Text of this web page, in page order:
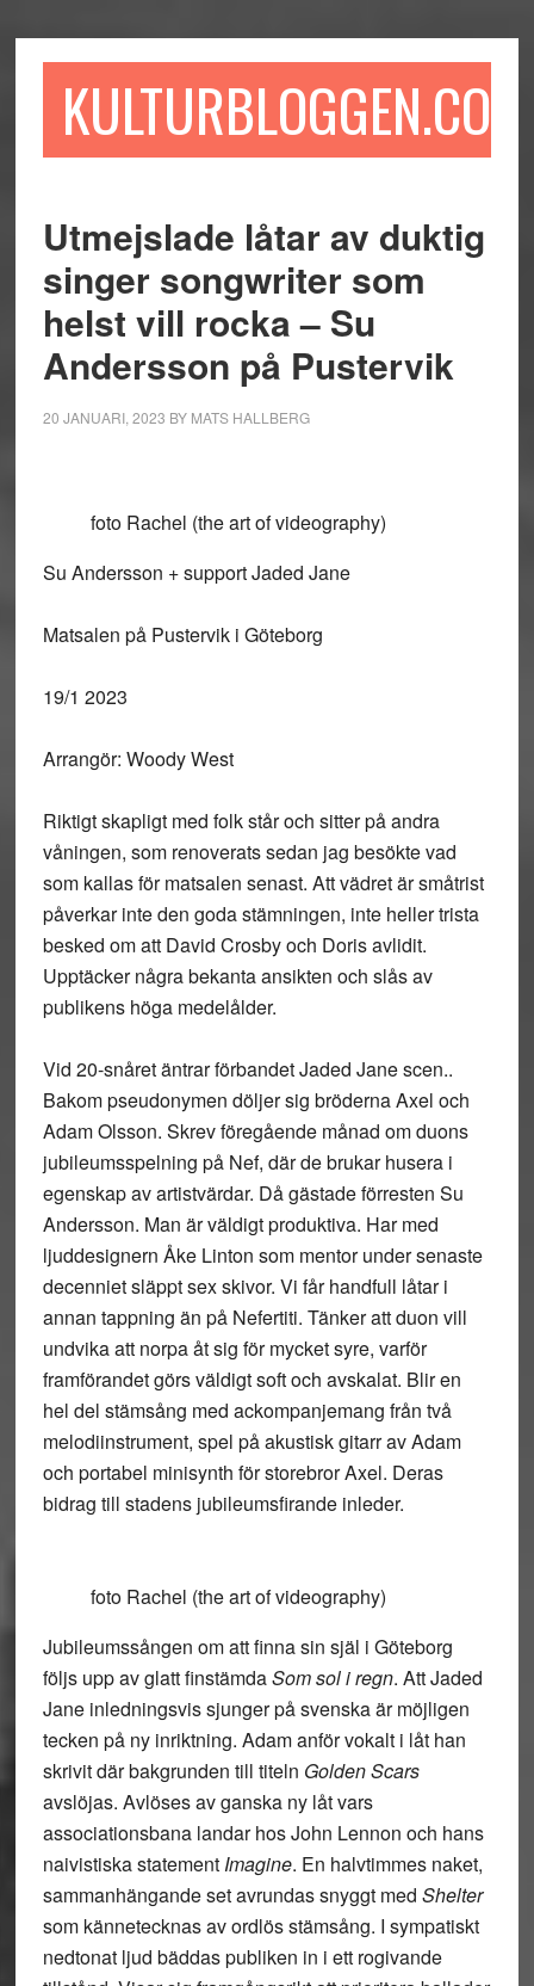
till
till
sidofältet
till
KULTURBLOGGEN.COM
Utmejslade låtar av duktig
singer songwriter som
helst vill rocka – Su
Andersson på Pustervik
20 JANUARI, 2023 BY MATS HALLBERG
foto Rachel (the art of videography)
Su Andersson + support Jaded Jane
Matsalen på Pustervik i Göteborg
19/1 2023
Arrangör: Woody West
Riktigt skapligt med folk står och sitter på andra
våningen, som renoverats sedan jag besökte vad
som kallas för matsalen senast. Att vädret är småtrist
påverkar inte den goda stämningen, inte heller trista
besked om att David Crosby och Doris avlidit.
Upptäcker några bekanta ansikten och slås av
publikens höga medelålder.
Vid 20-snåret äntrar förbandet Jaded Jane scen..
Bakom pseudonymen döljer sig bröderna Axel och
Adam Olsson. Skrev föregående månad om duons
jubileumsspelning på Nef, där de brukar husera i
egenskap av artistvärdar. Då gästade förresten Su
Andersson. Man är väldigt produktiva. Har med
ljuddesignern Åke Linton som mentor under senaste
decenniet släppt sex skivor. Vi får handfull låtar i
annan tappning än på Nefertiti. Tänker att duon vill
undvika att norpa åt sig för mycket syre, varför
framförandet görs väldigt soft och avskalat. Blir en
hel del stämsång med ackompanjemang från två
melodiinstrument, spel på akustisk gitarr av Adam
och portabel minisynth för storebror Axel. Deras
bidrag till stadens jubileumsfirande inleder.
foto Rachel (the art of videography)
Jubileumssången om att finna sin själ i Göteborg
följs upp av glatt finstämdaSom sol i regn. Att Jaded
Jane inledningsvis sjunger på svenska är möjligen
tecken på ny inriktning. Adam anför vokalt i låt han
skrivit där bakgrunden till titeln Golden Scars
avslöjas. Avlöses av ganska ny låt vars
associationsbana landar hos John Lennon och hans
naivistiska statement Imagine. En halvtimmes naket,
sammanhängande set avrundas snyggt med Shelter
som kännetecknas av ordlös stämsång. I sympatiskt
nedtonat ljud bäddas publiken in i ett rogivande